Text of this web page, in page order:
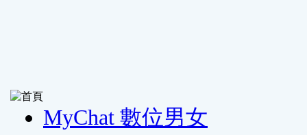
MyChat 數位男女